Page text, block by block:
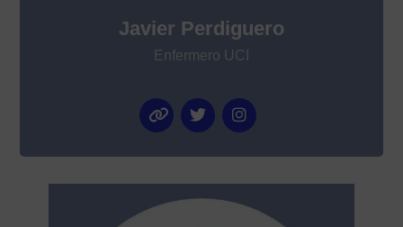
Javier Perdiguero
Enfermero UCI